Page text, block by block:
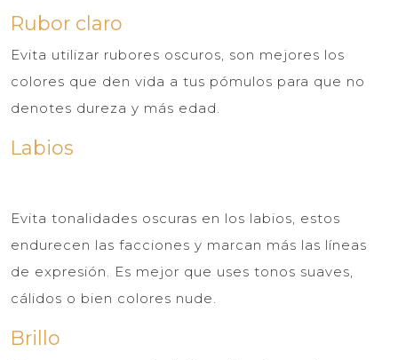
Rubor claro
Evita utilizar rubores oscuros, son mejores los
colores que den vida a tus pómulos para que no
denotes dureza y más edad.
Labios
Evita tonalidades oscuras en los labios, estos
endurecen las facciones y marcan más las líneas
de expresión. Es mejor que uses tonos suaves,
cálidos o bien colores nude.
Brillo